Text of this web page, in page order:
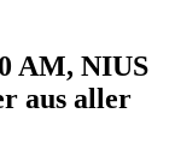
AM, NIUS
aus aller